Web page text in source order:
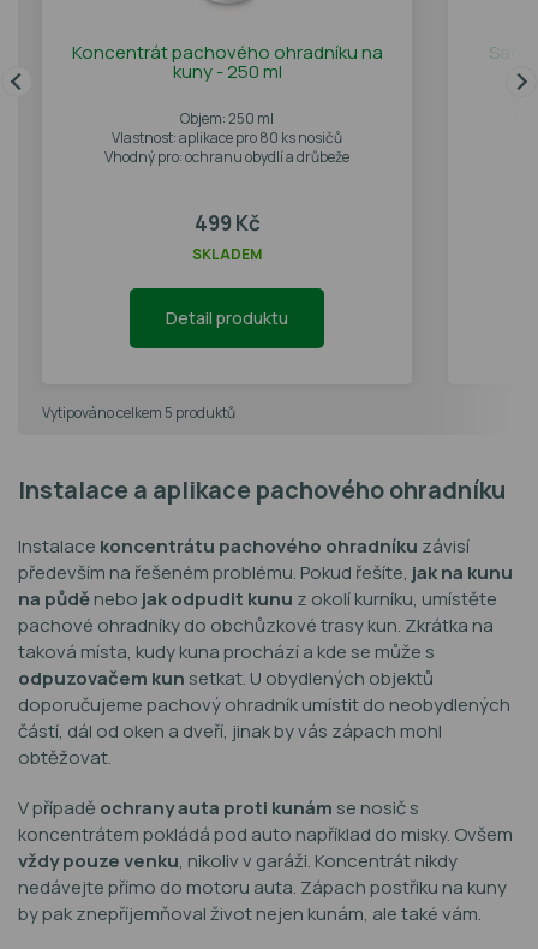
Koncentrát pachového ohradníku na
kuny - 250 ml
Objem: 250 ml
Vlastnost: aplikace pro 80 ks nosičů
Vhodný pro: ochranu obydlí a drůbeže
499 Kč
SKLADEM
Detail produktu
Vytipováno celkem 5 produktů
Instalace a aplikace pachového ohradníku
Instalace koncentrátu pachového ohradníku závisí
především na řešeném problému. Pokud řešíte, jak na kunu
na půděnebo jak odpudit kunu z okolí kurníku, umístěte
pachové ohradníky do obchůzkové trasy kun. Zkrátka na
taková místa, kudy kuna prochází a kde se může s
odpuzovačem kun setkat. U obydlených objektů
doporučujeme pachový ohradník umístit do neobydlených
částí, dál od oken a dveří, jinak by vás zápach mohl
obtěžovat.
V případě ochrany auta proti kunám se nosič s
koncentrátem pokládá pod auto například do misky. Ovšem
vždy pouze venku, nikoliv v garáži. Koncentrát nikdy
nedávejte přímo do motoru auta. Zápach postřiku na kuny
by pak znepříjemňoval život nejen kunám, ale také vám.